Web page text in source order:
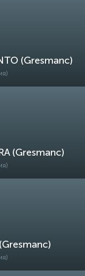
(Gresmanc)
(Gresmanc)